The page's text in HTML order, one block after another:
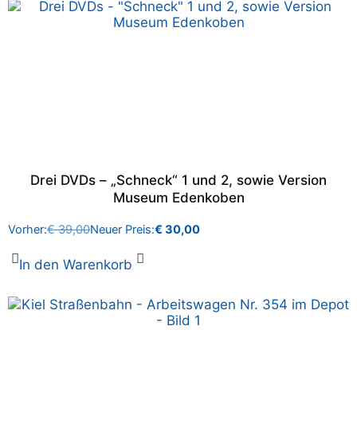
Drei DVDs – „Schneck“ 1 und 2, sowie Version
Museum Edenkoben
Vorher:€39,00Neuer Preis:€ 30,00
In den Warenkorb